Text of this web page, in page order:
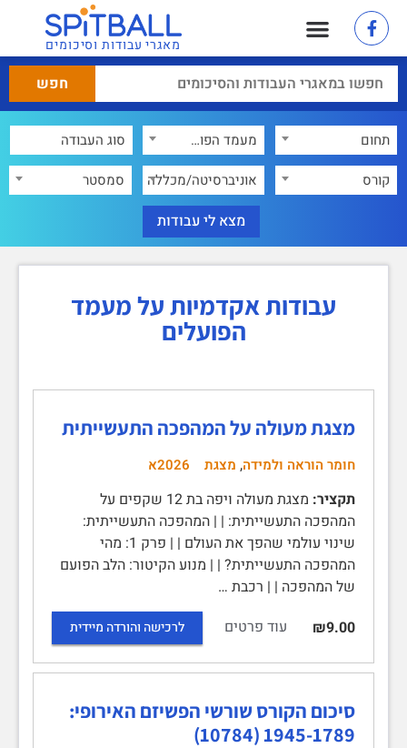
מאגרי עבודות וסיכומים
תחום
מעמד הפועלים
קורס
אוניברסיטה/מכללה סמסטר
עבודות אקדמיות על מעמד
הפועלים
מצגת מעולה על המהפכה התעשייתית
חומר הוראה ולמידה, מצגת 2026א
תקציר:
מצגת מעולה ויפה בת 12 שקפים על
המהפכה התעשייתית: | | המהפכה התעשייתית:
שינוי עולמי שהפך את העולם | | פרק 1: מהי
המהפכה התעשייתית? | | מנוע הקיטור: הלב הפועם
של המהפכה | | רכבת …
₪9.00
עוד פרטים לרכישה והורדה מיידית
סיכום הקורס שורשי הפשיזם האירופי:
1945-1789‏ (10784)